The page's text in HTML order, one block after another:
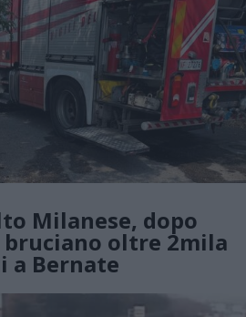
Milanese, dopo
oltre 2mila
a Bernate